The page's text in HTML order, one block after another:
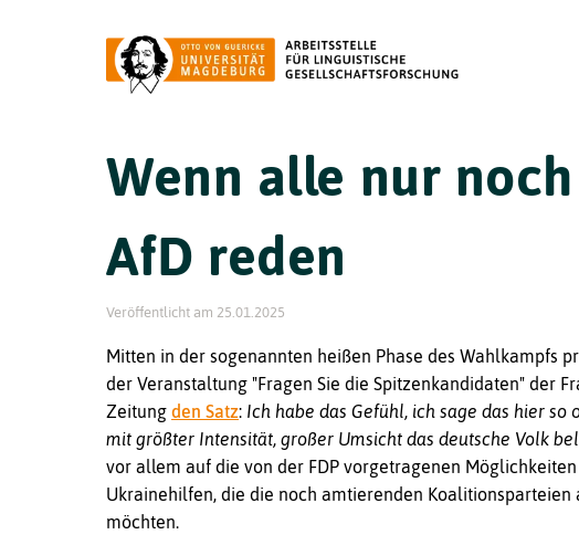
Wenn alle nur
AfD reden
Veröffentlicht am 25.01.2025
Mitten in der sogenannten heißen Phase des Wahlkampfs
der Veranstaltung "Fragen Sie die Spitzenkandidaten" der
Zeitung den Satz: Ich habe das Gefühl, ich sage das hier so
mit größter Intensität, großer Umsicht das deutsche Volk
vor allem auf die von der FDP vorgetragenen
Ukrainehilfen, die die noch amtierenden Koalitionsparteien
möchten.